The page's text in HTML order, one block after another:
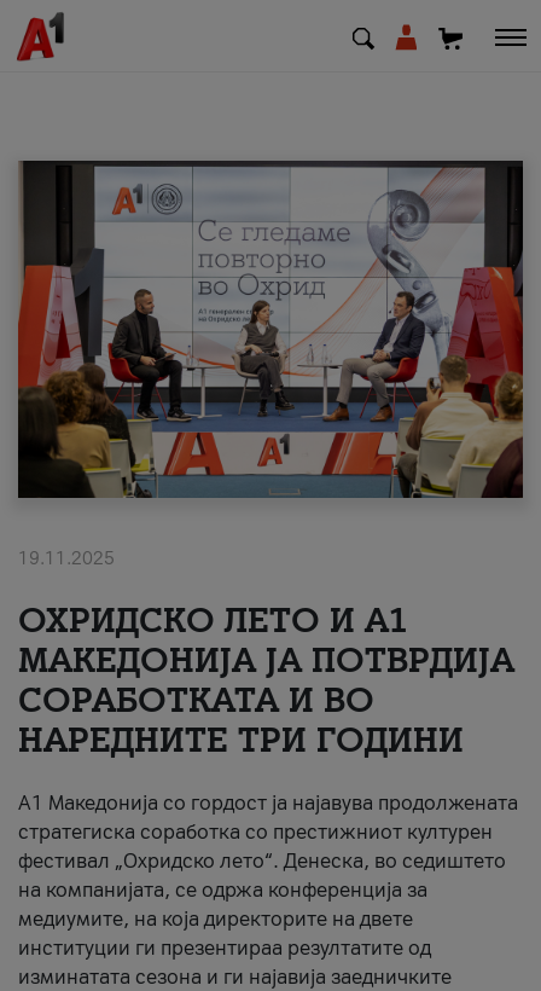
МК SQ
Приватни Деловни
Поддршка
Надополни кредит
#ПодобарОнлајн
19.11.2025
ОХРИДСКО ЛЕТО И A1
МАКЕДОНИЈА ЈА ПОТВРДИЈА
СОРАБОТКАТА И ВО
НАРЕДНИТЕ ТРИ ГОДИНИ
A1 Македонија со гордост ја најавува продолжената
стратегиска соработка со престижниот културен
фестивал „Охридско лето“. Денеска, во седиштето
на компанијата, се одржа конференција за
медиумите, на која директорите на двете
институции ги презентираа резултатите од
изминатата сезона и ги најавија заедничките